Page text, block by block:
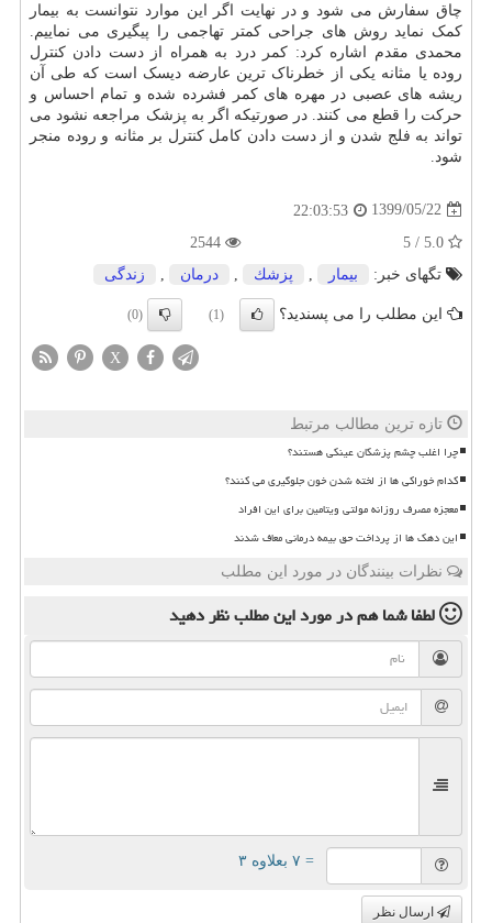
چاق سفارش می شود و در نهایت اگر این موارد نتوانست به بیمار
کمک نماید روش های جراحی کمتر تهاجمی را پیگیری می نماییم.
محمدی مقدم اشاره کرد: کمر درد به همراه از دست دادن کنترل
روده یا مثانه یکی از خطرناک ترین عارضه دیسک است که طی آن
ریشه های عصبی در مهره های کمر فشرده شده و تمام احساس و
حرکت را قطع می کنند. در صورتیکه اگر به پزشک مراجعه نشود می
تواند به فلج شدن و از دست دادن کامل کنترل بر مثانه و روده منجر
شود.
1399/05/22
22:03:53
تگهای خبر:
بیمار پزشك درمان زندگی
این مطلب را می پسندید؟ (1)
(0)
X
تازه ترین مطالب مرتبط
چرا اغلب چشم پزشکان عینکی هستند؟
کدام خوراکی ها از لخته شدن خون جلوگیری می کنند؟
معجزه مصرف روزانه مولتی ویتامین برای این افراد
این دهک ها از پرداخت حق بیمه درمانی معاف شدند
نظرات بینندگان در مورد این مطلب
لطفا شما همدر مورد این مطلبنظر دهید
= ۷ بعلاوه ۳
ارسال نظر